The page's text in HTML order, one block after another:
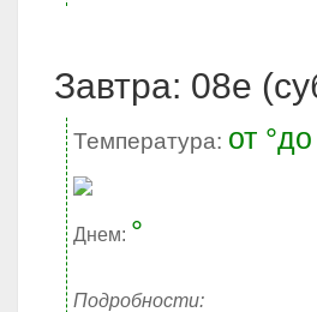
Завтра: 08е
Температура: от °до
Днем: °
Подробности: